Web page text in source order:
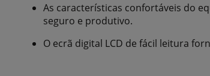
As características confortáveis do
seguro e produtivo.
O ecrã digital LCD de fácil leitura